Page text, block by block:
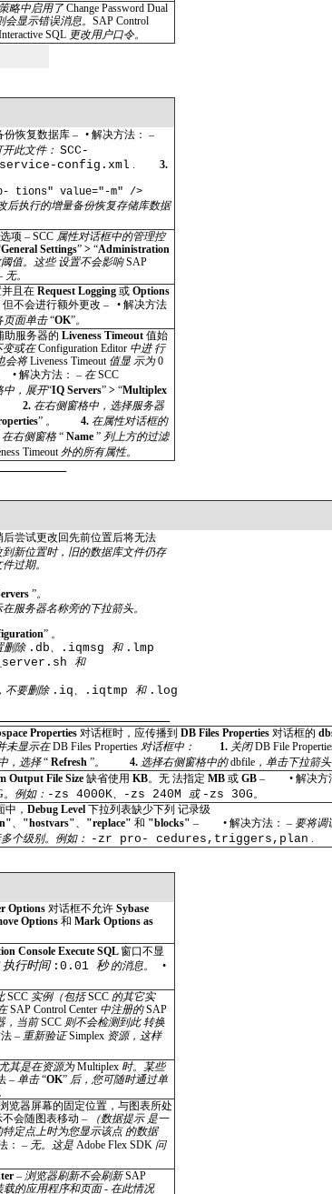
略中启用了Change Password Dual
会显示错误消息。SAP Control
SQL 更改用户口令。
份恢复数据库 – • 解决方法： –
此文件： SCC-
config.xml .
3.
tions" value="-m" />
后执行的增量备份恢复存储库数据
项 – SCC 属性对话框中的管理控
General Settings”>“Administration
值。这些 设置不会影响SAP
无。
且在 Request Logging 或 Options
不会进行额外更改 –
• 解决方法
页面单击“OK”。
助服务器的Liveness Timeout值始
变或在Configuration Editor 中进 行
会将Liveness Timeout 值显 示为0
•解决方法： – 在SCC
中，展开“IQ Servers” > “Multiplex
2. 在右侧窗格中，选择服务器
” 。 4. 在属性对话框的
在右侧窗格“ Name ” 列上方的过滤
Timeout 外的所有属性。
尝试更改回先前位置后将无法
新位置时，旧的数据库文件仍存
过期。
”。
服务器名称旁的下拉箭头。
” 。
删除 .db、 .iqmsg 和 .lmp
和
不要删除 .iq、 .iqtmp和 .log
Properties对话框时，应传播到DB Files Properties对话框的
未显示在DB Files Properties对话框中： 1. 关闭DB File
，选择“ Refresh ”。 4. 选择右侧窗格中的dbfile ，单击下拉箭
Output File Size缺省使用KB。无 法指定MB或GB– •解决方
。例如： -zs 4000K、 -zs 240M或 -zs 30G。
中，Debug Level下拉列表缺少下列 记录级
、 "hostvars"、 "replace"和 "blocks"– •解决方法： – 要将调
个级别。例如： -zr pro- cedures,triggers,plan .
Options对话框不允许Sybase
Options和Mark Options as
Console Execute SQL 窗口不显
执行时间 :0.01秒 的消息。
•
SCC 实例（包括SCC 的其它实
SAP Control Center 中注册的SAP
，当前SCC 则不会检测到此 转换
– 重新验证Simplex 资源，这样
其是在资源为Multiplex 时。某些
– 单击“OK” 后，您可随时通过单
览器屏幕的固定位置，与图表所处
会随图表移动 –
（数据提示 是一
定点上时为您显示该点 的数据
： – 无。这是Adobe Flex SDK 问
– 浏览器刷新不会刷新SAP
载的应用程序和页面- 在此情况